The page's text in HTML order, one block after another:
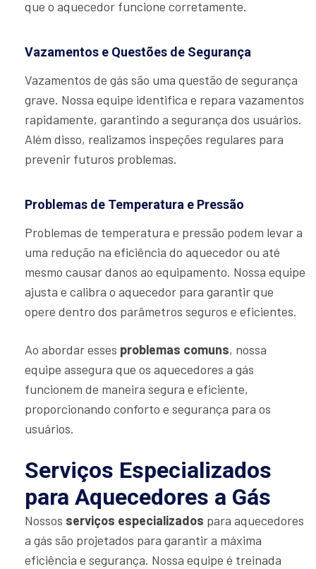
que o aquecedor funcione corretamente.
Vazamentos e Questões de Segurança
Vazamentos de gás são uma questão de segurança
grave. Nossa equipe identifica e repara vazamentos
rapidamente, garantindo a segurança dos usuários.
Além disso, realizamos inspeções regulares para
prevenir futuros problemas.
Problemas de Temperatura e Pressão
Problemas de temperatura e pressão podem levar a
uma redução na eficiência do aquecedor ou até
mesmo causar danos ao equipamento. Nossa equipe
ajusta e calibra o aquecedor para garantir que
opere dentro dos parâmetros seguros e eficientes.
Ao abordar esses problemas comuns, nossa
equipe assegura que os aquecedores a gás
funcionem de maneira segura e eficiente,
proporcionando conforto e segurança para os
usuários.
Serviços Especializados
para Aquecedores a Gás
Nossos serviços especializados para aquecedores
a gás são projetados para garantir a máxima
eficiência e segurança. Nossa equipe é treinada